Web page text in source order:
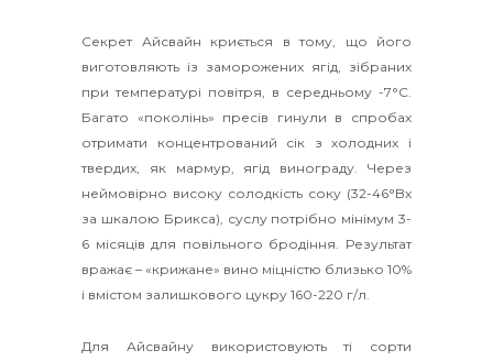
Секрет Айсвайн криється в тому, що його
виготовляють із заморожених ягід, зібраних
при температурі повітря, в середньому -7°С.
Багато «поколінь» пресів гинули в спробах
отримати концентрований сік з холодних і
твердих, як мармур, ягід винограду. Через
неймовірно високу солодкість соку (32-46°Bx
за шкалою Брикса), суслу потрібно мінімум 3-
6 місяців для повільного бродіння. Результат
вражає – «крижане» вино міцністю близько 10%
і вмістом залишкового цукру 160-220 г/л.
Для Айсвайну використовують ті сорти